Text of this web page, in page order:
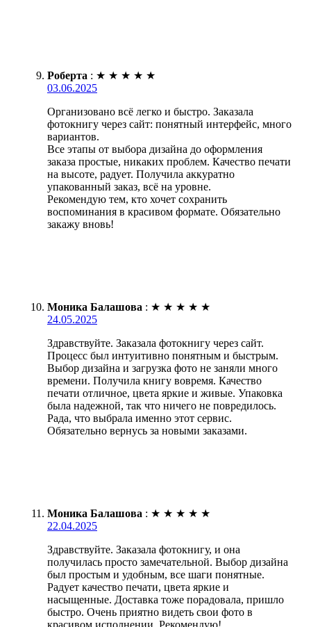
Роберта : ★ ★ ★ ★ ★
03.06.2025
Организовано всё легко и быстро. Заказала
фотокнигу через сайт: понятный интерфейс, много
вариантов.
Все этапы от выбора дизайна до оформления
заказа простые, никаких проблем. Качество печати
на высоте, радует. Получила аккуратно
упакованный заказ, всё на уровне.
Рекомендую тем, кто хочет сохранить
воспоминания в красивом формате. Обязательно
закажу вновь!
Моника Балашова : ★ ★ ★ ★ ★
24.05.2025
Здравствуйте. Заказала фотокнигу через сайт.
Процесс был интуитивно понятным и быстрым.
Выбор дизайна и загрузка фото не заняли много
времени. Получила книгу вовремя. Качество
печати отличное, цвета яркие и живые. Упаковка
была надежной, так что ничего не повредилось.
Рада, что выбрала именно этот сервис.
Обязательно вернусь за новыми заказами.
Моника Балашова : ★ ★ ★ ★ ★
22.04.2025
Здравствуйте. Заказала фотокнигу, и она
получилась просто замечательной. Выбор дизайна
был простым и удобным, все шаги понятные.
Радует качество печати, цвета яркие и
насыщенные. Доставка тоже порадовала, пришло
быстро. Очень приятно видеть свои фото в